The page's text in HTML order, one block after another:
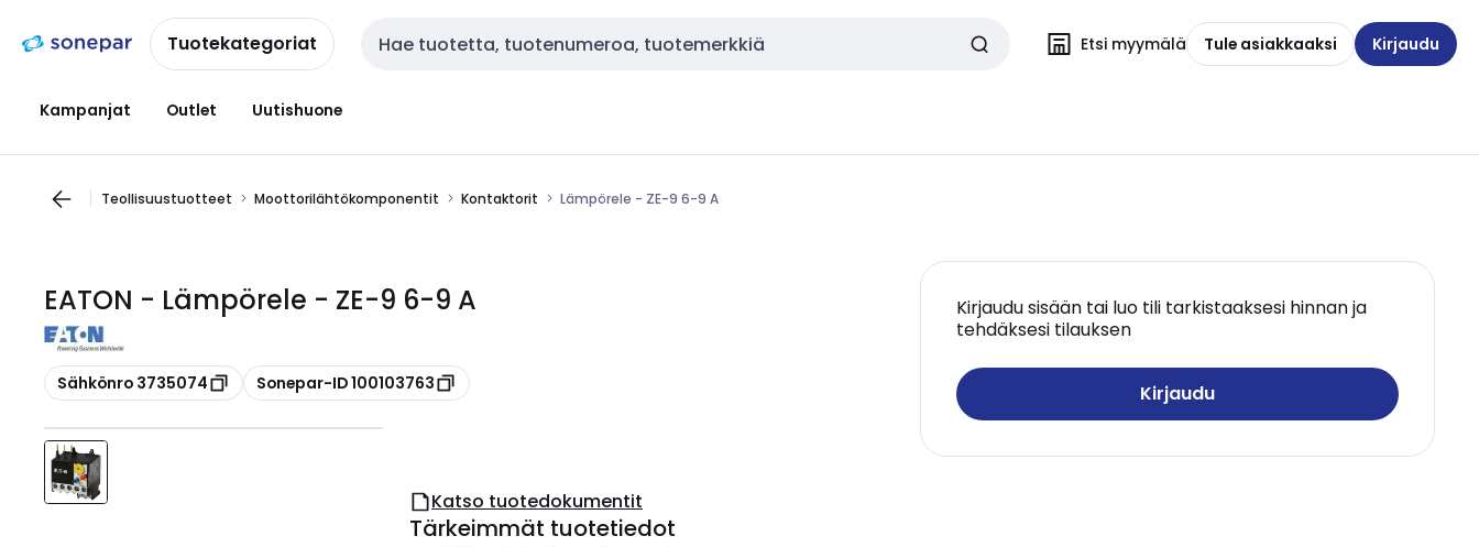
navigointiinsisältöönTuotekategoriat Haku Etsi myymälä Tule asiakkaaksi Kirjaudu
Kampanjat Outlet Uutishuone
Teollisuustuotteet Moottorilähtökomponentit Kontaktorit Lämpörele - ZE-9 6-9 A
EATON - Lämpörele - ZE-9 6-9 A
Kopioi
Sähkönro 3735074 Kopioi
Sonepar-ID 100103763
Kirjaudu sisään tai luo tili tarkistaaksesi hinnan ja
tehdäksesi tilauksen
Kirjaudu
Katso tuotedokumentit
Tärkeimmät tuotetiedot